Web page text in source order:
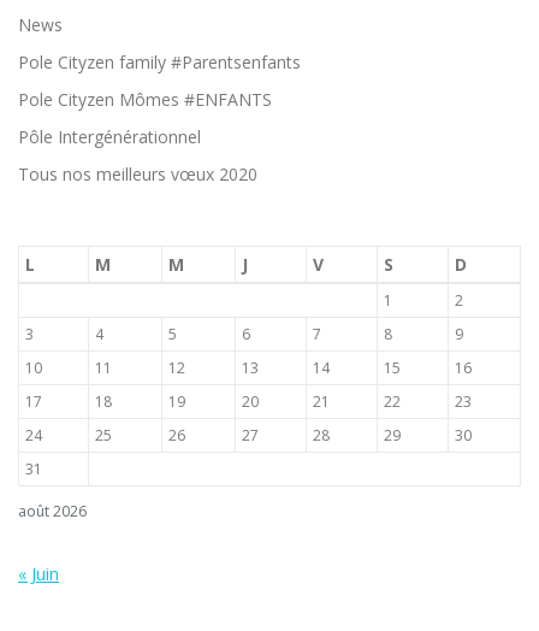
News
Pole Cityzen family #Parentsenfants
Pole Cityzen Mômes #ENFANTS
Pôle Intergénérationnel
Tous nos meilleurs vœux 2020
août 2026
L M M J V S D
1
2
3
4 5 6 7 8
9
10
11 12 13 14 15
16
17
18 19 20 21 22
23
24
25 26 27 28 29
30
31
« Juin